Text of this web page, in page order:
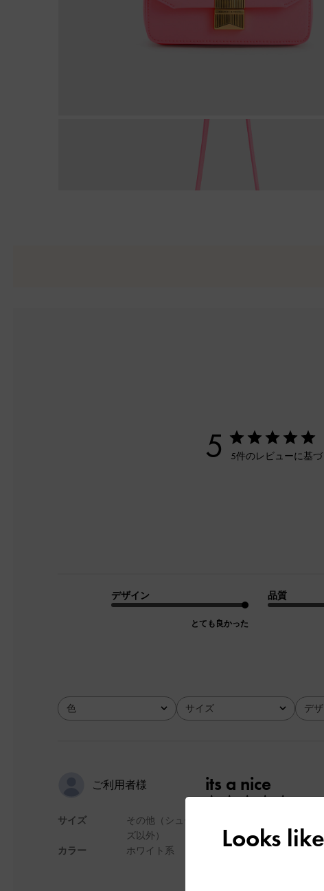
5 5件のレビューに基づ
デザイン
とても良かった
品質
色全て サイズ
全て デ全て
ご利用者様
サイズ
カラー
その他（シュー
ズ以外）
ホワイト系
its a nice
Material its good
デザイン
Looks